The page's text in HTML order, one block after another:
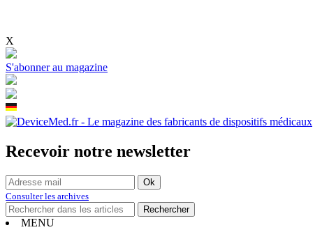
X
S'abonner au magazine
Recevoir notre newsletter
Consulter les archives
MENU